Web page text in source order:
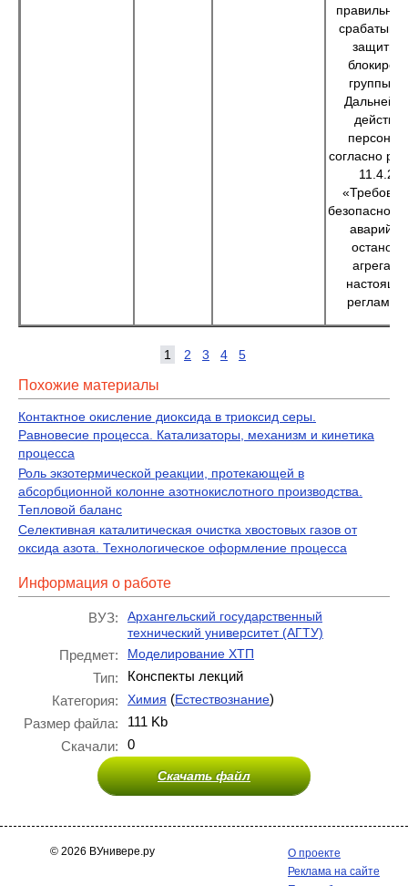
группы
действия
согласно
11.4.2.1
1 2 3 4 5
Похожие материалы
Контактное окисление диоксида в триоксид серы.
Равновесие процесса. Катализаторы, механизм и кинетика
процесса
Роль экзотермической реакции, протекающей в
абсорбционной колонне азотнокислотного производства.
Тепловой баланс
Селективная каталитическая очистка хвостовых газов от
оксида азота. Технологическое оформление процесса
Информация о работе
ВУЗ:
Архангельский государственный
технический университет (АГТУ)
Предмет: Моделирование ХТП
Тип:
Конспекты лекций
Категория:
Химия (Естествознание)
Размер файла:
111 Kb
Скачали:
0
Скачать файл
© 2026 ВУнивере.ру
О проекте
Реклама на сайте